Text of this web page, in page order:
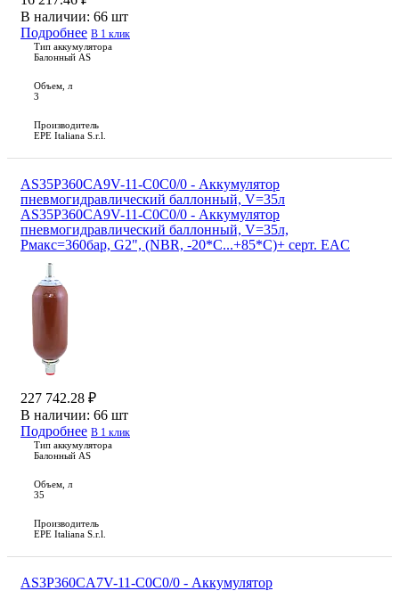
В наличии: 66 шт
Подробнее В 1 клик
Тип аккумулятора
Балонный AS
Объем, л
3
Производитель
EPE Italiana S.r.l.
AS35P360CA9V-11-C0C0/0 - Аккумулятор
пневмогидравлический баллонный, V=35л
AS35P360CA9V-11-C0C0/0 - Аккумулятор
пневмогидравлический баллонный, V=35л,
Рмакс=360бар, G2", (NBR, -20*С...+85*С)+ серт. EAC
227 742.28 ₽
В наличии: 66 шт
Подробнее В 1 клик
Тип аккумулятора
Балонный AS
Объем, л
35
Производитель
EPE Italiana S.r.l.
AS3P360CA7V-11-C0C0/0 - Аккумулятор